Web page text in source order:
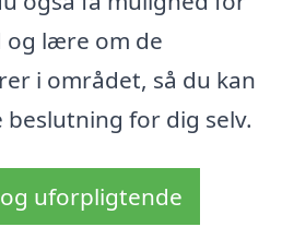
lære om de
i området, så du kan
for dig selv.
uforpligtende